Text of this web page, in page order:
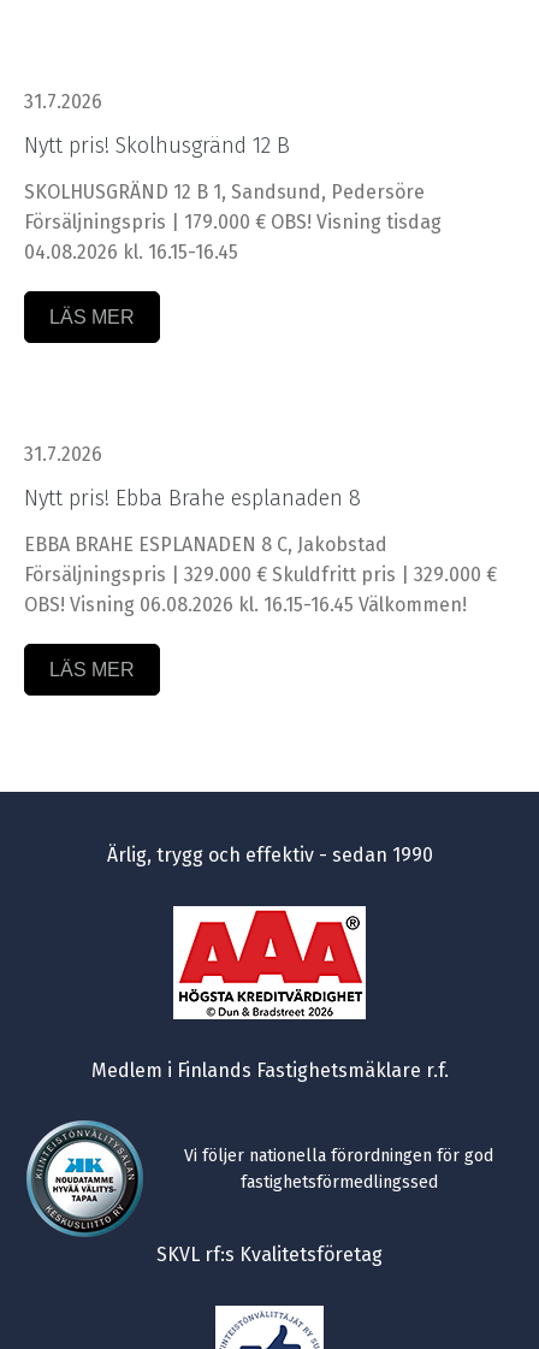
31.7.2026
Nytt pris! Skolhusgränd 12 B
SKOLHUSGRÄND 12 B 1, Sandsund, Pedersöre
Försäljningspris | 179.000 € OBS! Visning tisdag
04.08.2026 kl. 16.15-16.45
LÄS MER
31.7.2026
Nytt pris! Ebba Brahe esplanaden 8
EBBA BRAHE ESPLANADEN 8 C, Jakobstad
Försäljningspris | 329.000 € Skuldfritt pris | 329.000 €
OBS! Visning 06.08.2026 kl. 16.15-16.45 Välkommen!
LÄS MER
Ärlig, trygg och effektiv - sedan 1990
Medlem i Finlands Fastighetsmäklare r.f.
Vi följer nationella förordningen för god
fastighetsförmedlingssed
SKVL rf:s Kvalitetsföretag